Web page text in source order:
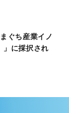
ぐち産業イノ
」に採択され